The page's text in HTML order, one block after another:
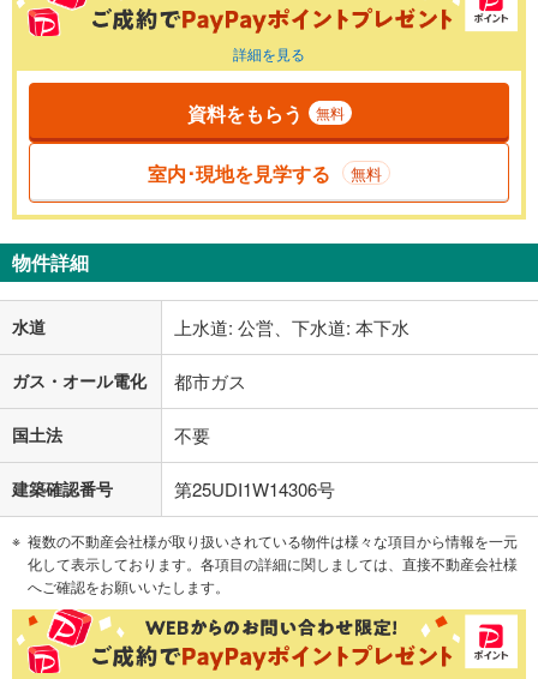
詳細を見る
資料をもらう 無料
室内･現地を見学する 無料
物件詳細
水道 上水道: 公営、下水道: 本下水
ガス・オール電化 都市ガス
国土法 不要
建築確認番号 第25UDI1W14306号
複数の不動産会社様が取り扱いされている物件は様々な項目から情報を一元
化して表示しております。各項目の詳細に関しましては、直接不動産会社様
へご確認をお願いいたします。